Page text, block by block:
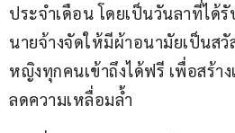
ประจำเดือน โดยเป็นวันลาที่ได้
นายจ้างจัดให้มีผ้าอนามัยเป็นสวั
หญิงทุกคนเข้าถึงได้ฟรี เพื่อสร้า
ลดความเหลื่อมล้ำ